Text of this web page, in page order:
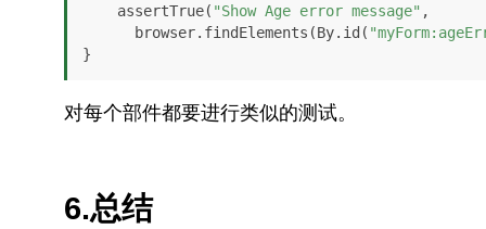
    assertTrue(
"Show Age error message" ,
      browser.findElements(By.id(
}
对每个部件都要进行类似的测试。
6.总结